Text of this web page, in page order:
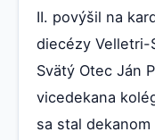
II. povýšil na
diecézy Velletri-
Svätý Otec Ján
vicedekana
sa stal